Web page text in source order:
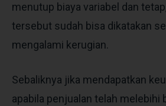
menutup biaya variabel dan
tersebut sudah bisa dikatakan
mengalami kerugian.
Sebaliknya jika mendapatkan
apabila penjualan telah melebihi